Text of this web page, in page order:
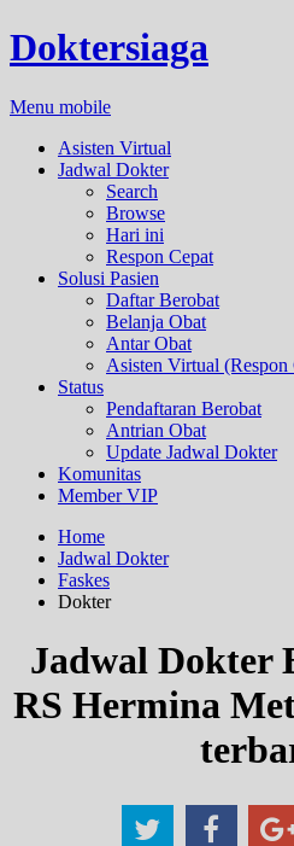
Doktersiaga
Menu mobile
Asisten Virtual
Jadwal Dokter
Search
Browse
Hari ini
Respon Cepat
Solusi Pasien
Daftar Berobat
Belanja Obat
Antar Obat
Asisten Virtual (Respon
Status
Pendaftaran Berobat
Antrian Obat
Update Jadwal Dokter
Komunitas
Member VIP
Home
Jadwal Dokter
Faskes
Dokter
Jadwal Dokter
RS Hermina